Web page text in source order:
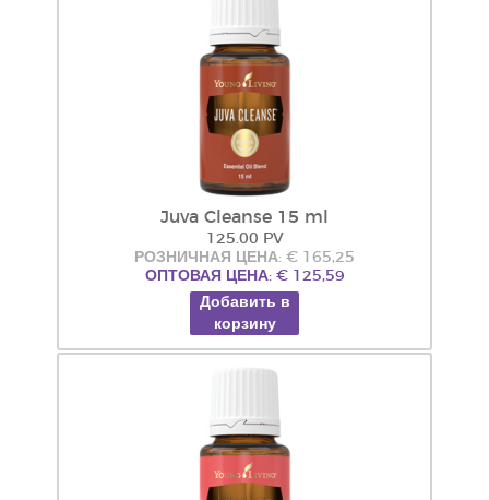
Juva Cleanse 15 ml
125.00 PV
РОЗНИЧНАЯ ЦЕНА: € 165,25
ОПТОВАЯ ЦЕНА: € 125,59
Добавить в
корзину